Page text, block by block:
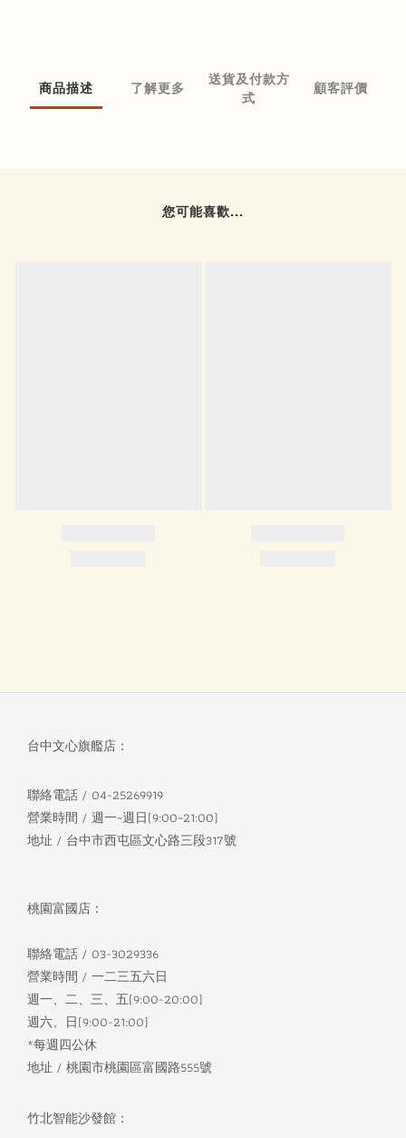
商品描述 了解更多
送貨及付款方
式
顧客評價
您可能喜歡...
台中文心旗艦店：
聯絡電話 / 04-25269919
營業時間 / 週一~週日(9:00~21:00)
地址 / 台中市西屯區文心路三段317號
桃園富國店：
聯絡電話 / 03-3029336
營業時間 / 一二三五六日
週一、二、三、五(9:00-20:00)
週六、日(9:00-21:00)
*每週四公休
地址 / 桃園市桃園區富國路555號
竹北智能沙發館：